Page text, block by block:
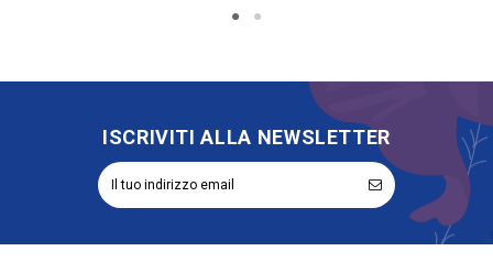
ISCRIVITI ALLA NEWSLETTER